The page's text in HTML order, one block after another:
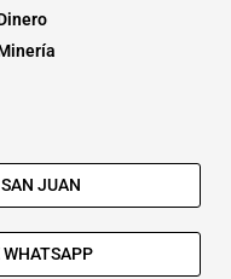
JUAN
WHATSAPP